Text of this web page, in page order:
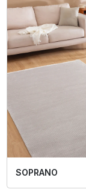
SOPRANO